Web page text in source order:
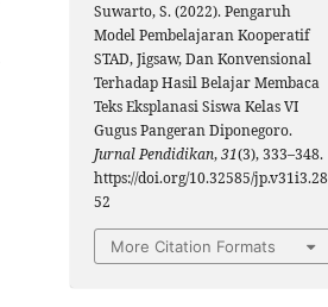
Suwarto, S. (2022). Pengaruh
Model Pembelajaran Kooperatif
STAD, Jigsaw, Dan Konvensional
Terhadap Hasil Belajar Membaca
Teks Eksplanasi Siswa Kelas VI
Gugus Pangeran Diponegoro.
Jurnal Pendidikan,31(3), 333–348.
https://doi.org/10.32585/jp.v31i3.28
52
More Citation Formats